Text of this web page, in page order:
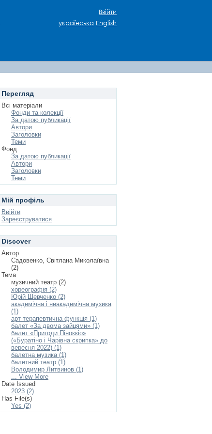
Ввійти
українська English
Перегляд
Всі матеріали
Фонди та колекції
За датою публикації
Автори
Заголовки
Теми
Фонд
За датою публикації
Автори
Заголовки
Теми
Мій профіль
Ввійти
Зареєструватися
Discover
Автор
Садовенко, Світлана Миколаївна
(2)
Тема
музичний театр (2)
хореографія (2)
Юрій Шевченко (2)
академічна і неакадемічна музика
(1)
арт-терапевтична функція (1)
балет «За двома зайцями» (1)
балет «Пригоди Піноккіо»
(«Буратіно і Чарівна скрипка» до
вересня 2022) (1)
балетна музика (1)
балетний театр (1)
Володимир Литвинов (1)
... View More
Date Issued
2023 (2)
Has File(s)
Yes (2)